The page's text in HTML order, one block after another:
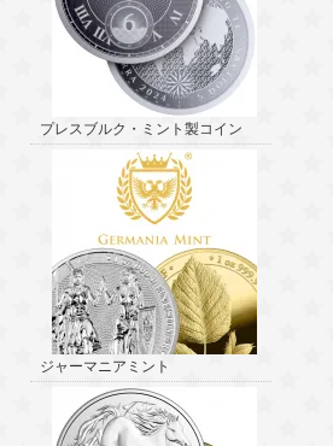
プレスブルク・ミント製コイン
ジャーマニアミント